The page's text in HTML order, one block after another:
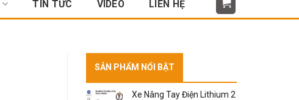
TIN TỨC VIDEO LIÊN HỆ
SẢN PHẨM NỔI BẬT
Xe Nâng Tay Điện Lithium 2